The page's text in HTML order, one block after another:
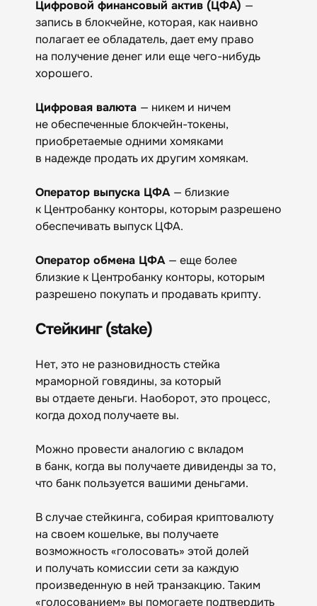
Цифровой финансовый актив (ЦФА) —
запись в блокчейне, которая, как наивно
полагает ее обладатель, дает ему право
на получение денег или еще чего-нибудь
хорошего.
Цифровая валюта — никем и ничем
не обеспеченные блокчейн-токены,
приобретаемые одними хомяками
в надежде продать их другим хомякам.
Оператор выпуска ЦФА — близкие
к Центробанку конторы, которым разрешено
обеспечивать выпуск ЦФА.
Оператор обмена ЦФА — еще более
близкие к Центробанку конторы, которым
разрешено покупать и продавать крипту.
Стейкинг (stake)
Нет, это не разновидность стейка
мраморной говядины, за который
вы отдаете деньги. Наоборот, это процесс,
когда доход получаете вы.
Можно провести аналогию с вкладом
в банк, когда вы получаете дивиденды за то,
что банк пользуется вашими деньгами.
В случае стейкинга, собирая криптовалюту
на своем кошельке, вы получаете
возможность «голосовать» этой долей
и получать комиссии сети за каждую
произведенную в ней транзакцию. Таким
«голосованием» вы помогаете подтвердить